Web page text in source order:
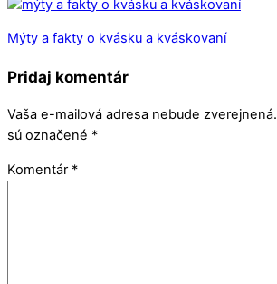
Mýty a fakty o kvásku a kváskovaní
Pridaj komentár
Vaša e-mailová adresa nebude zverejnená.
sú označené *
Komentár *